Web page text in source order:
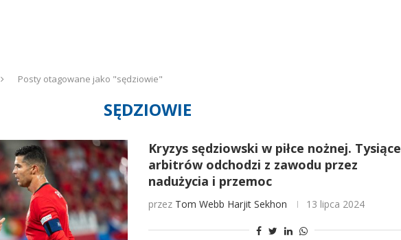
Posty otagowane jako "sędziowie"
SĘDZIOWIE
Kryzys sędziowski w piłce nożnej. Tysiące
arbitrów odchodzi z zawodu przez
nadużycia i przemoc
przez Tom Webb Harjit Sekhon 13 lipca 2024